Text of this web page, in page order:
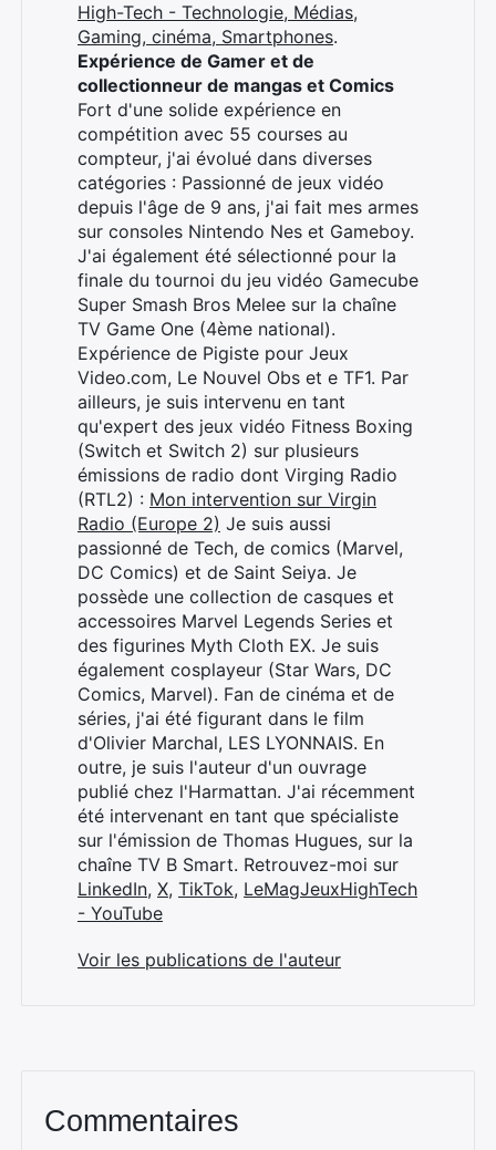
High-Tech - Technologie, Médias,
Gaming, cinéma, Smartphones.
Expérience de Gamer et de
collectionneur de mangas et Comics
Fort d'une solide expérience en
compétition avec 55 courses au
compteur, j'ai évolué dans diverses
catégories : Passionné de jeux vidéo
depuis l'âge de 9 ans, j'ai fait mes armes
sur consoles Nintendo Nes et Gameboy.
J'ai également été sélectionné pour la
finale du tournoi du jeu vidéo Gamecube
Super Smash Bros Melee sur la chaîne
TV Game One (4ème national).
Expérience de Pigiste pour Jeux
Video.com, Le Nouvel Obs et e TF1. Par
ailleurs, je suis intervenu en tant
qu'expert des jeux vidéo Fitness Boxing
(Switch et Switch 2) sur plusieurs
émissions de radio dont Virging Radio
(RTL2) : Mon intervention sur Virgin
Radio (Europe 2) Je suis aussi
passionné de Tech, de comics (Marvel,
DC Comics) et de Saint Seiya. Je
possède une collection de casques et
accessoires Marvel Legends Series et
des figurines Myth Cloth EX. Je suis
également cosplayeur (Star Wars, DC
Comics, Marvel). Fan de cinéma et de
séries, j'ai été figurant dans le film
d'Olivier Marchal, LES LYONNAIS. En
outre, je suis l'auteur d'un ouvrage
publié chez l'Harmattan. J'ai récemment
été intervenant en tant que spécialiste
sur l'émission de Thomas Hugues, sur la
chaîne TV B Smart. Retrouvez-moi sur
LinkedIn, X, TikTok, LeMagJeuxHighTech
- YouTube
Voir les publications de l'auteur
Commentaires